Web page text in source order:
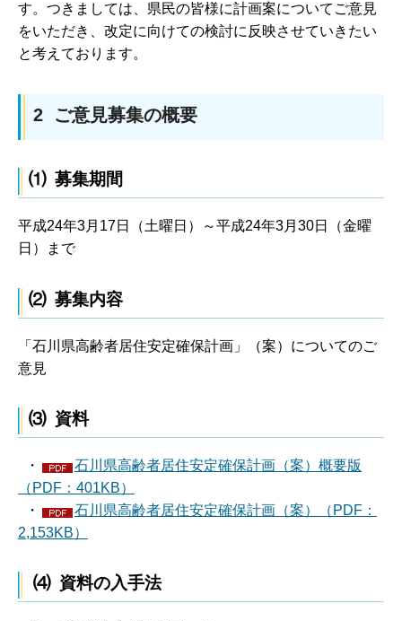
す。つきましては、県民の皆様に計画案についてご意見
をいただき、改定に向けての検討に反映させていきたい
と考えております。
2 ご意見募集の概要
⑴ 募集期間
平成24年3月17日（土曜日）～平成24年3月30日（金曜
日）まで
⑵ 募集内容
「石川県高齢者居住安定確保計画」（案）についてのご
意見
⑶ 資料
・
石川県高齢者居住安定確保計画（案）概要版
（PDF：401KB）
・
石川県高齢者居住安定確保計画（案）（PDF：
2,153KB）
⑷ 資料の入手法